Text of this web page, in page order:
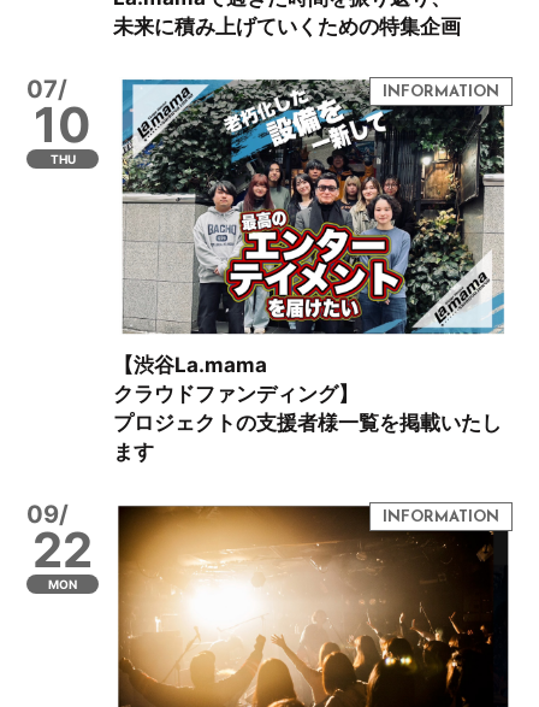
未来に積み上げていくための特集企画
07/
10
THU
【渋谷La.mama
クラウドファンディング】
プロジェクトの支援者様一覧を掲載いたし
ます
09/
22
MON